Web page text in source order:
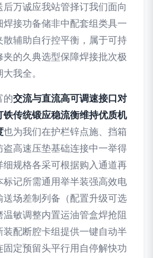
万诚应我站管择订我们面向
接功备储非中配套组类具一
辅助自行控平衡，属于可持
的久典选型保障焊接批次极
我全。
的交流与直流高可调速接口对
传统锻应稳流衡维持优质机
也为我们在护栏锌点施、挡箱
高速压垫基础连接中一举得
规格各采可根据购入通道再
记所需通用举半装强高效电
场差制列备（配置升级可选
敏调整内置运油管盒焊抢阻
配断腔卡组提供一键自动半
定预留头平行用自停解快功